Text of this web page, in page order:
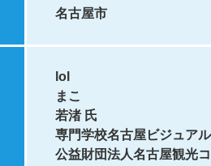
名古屋市
lol
まこ
若渚 氏
専門学校名古屋ビジュア
公益財団法人名古屋観光